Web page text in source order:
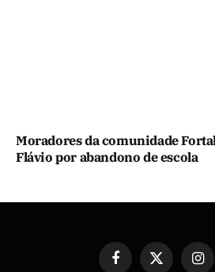
Moradores da comunidade
Flávio por abandono de escola
Facebook
X